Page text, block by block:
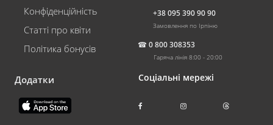
Конфіденційність
Статті про квіти
Політика бонусів
Додатки
+38 095 390 90 90
Замовлення по Ірпіню
☎ 0 800 308353
Гаряча лінія 8:00 - 20:00
Соціальні мережі